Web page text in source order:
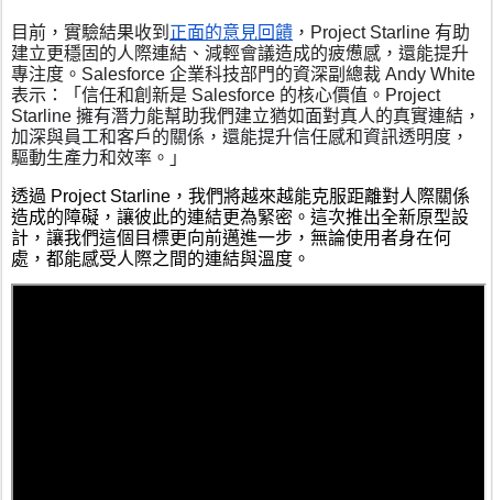
目前，實驗結果收到 正面的意見回饋 ， Project Starline 有助
建立更穩固的人際連結、減輕會議造成的疲憊感，還能提升
專注度。Salesforce 企業科技部門的資深副總裁 Andy White
表示：「信任和創新是 Salesforce 的核心價值。 Project
Starline 擁有潛力能幫助我們建立猶如面對真人的真實連結，
加深與員工和客戶的關係，還能提升信任感和資訊透明度，
驅動生產力和效率。 」
透過 Project Starline，我們將越來越能克服距離對人際關係
造成的障礙，讓彼此的連結更為緊密。這次推出全新原型設
計，讓我們這個目標更向前邁進一步，無論使用者身在何
處，都能感受人際之間的連結與溫度。